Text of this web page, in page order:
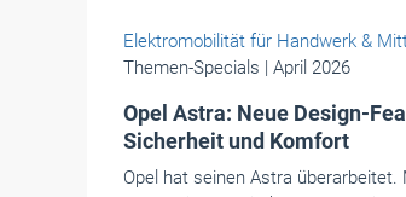
Elektromobilität für Handwerk &
Themen-Specials | April 2026
Opel Astra: Neue Design-
Sicherheit und Komfort
Opel hat seinen Astra überarbeitet.